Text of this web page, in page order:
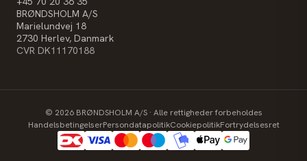
BRØNDSHOLM A/S
Marielundvej 18
2730 Herlev, Danmark
CVR DK11170188
© 2026BRØNDSHOLM A/S · Alle rettigheder forbeholdes
HandelsbetingelserPersondatapolitikCookiepolitikFortrydelsesret